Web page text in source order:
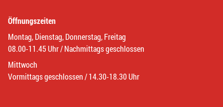
Öffnungszeiten
Montag, Dienstag, Donnerstag, Freitag
08.00-11.45 Uhr / Nachmittags geschlossen
Mittwoch
Vormittags geschlossen / 14.30-18.30 Uhr